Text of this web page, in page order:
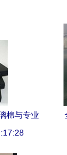
棉与专业